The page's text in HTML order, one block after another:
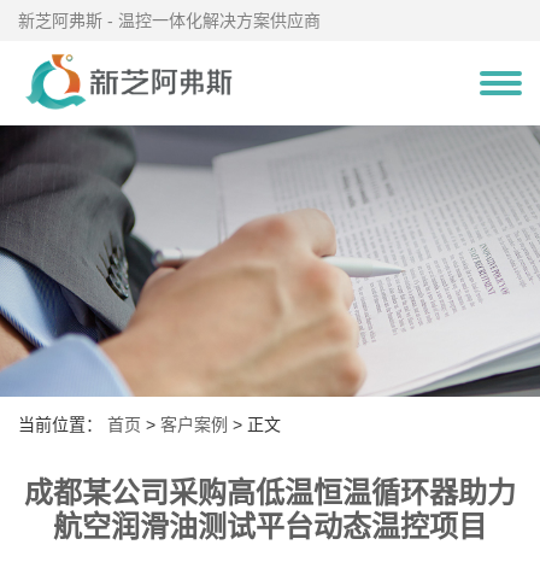
新芝阿弗斯 - 温控一体化解决方案供应商
当前位置： 首页 > 客户案例 > 正文
成都某公司采购高低温恒温循环器助力
航空润滑油测试平台动态温控项目